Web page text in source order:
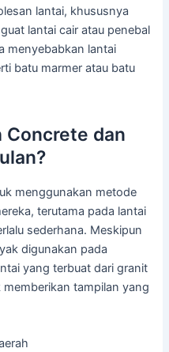
lantai, khususnya
lantai cair atau penebal
menyebabkan lantai
batu marmer atau batu
Concrete dan
menggunakan metode
terutama pada lantai
sederhana. Meskipun
digunakan pada
yang terbuat dari granit
tampilan yang